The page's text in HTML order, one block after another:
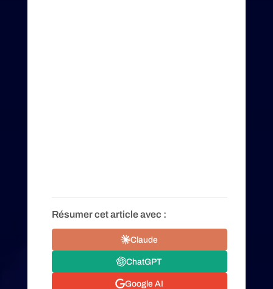
Résumer cet article avec :
Claude
ChatGPT
Google AI